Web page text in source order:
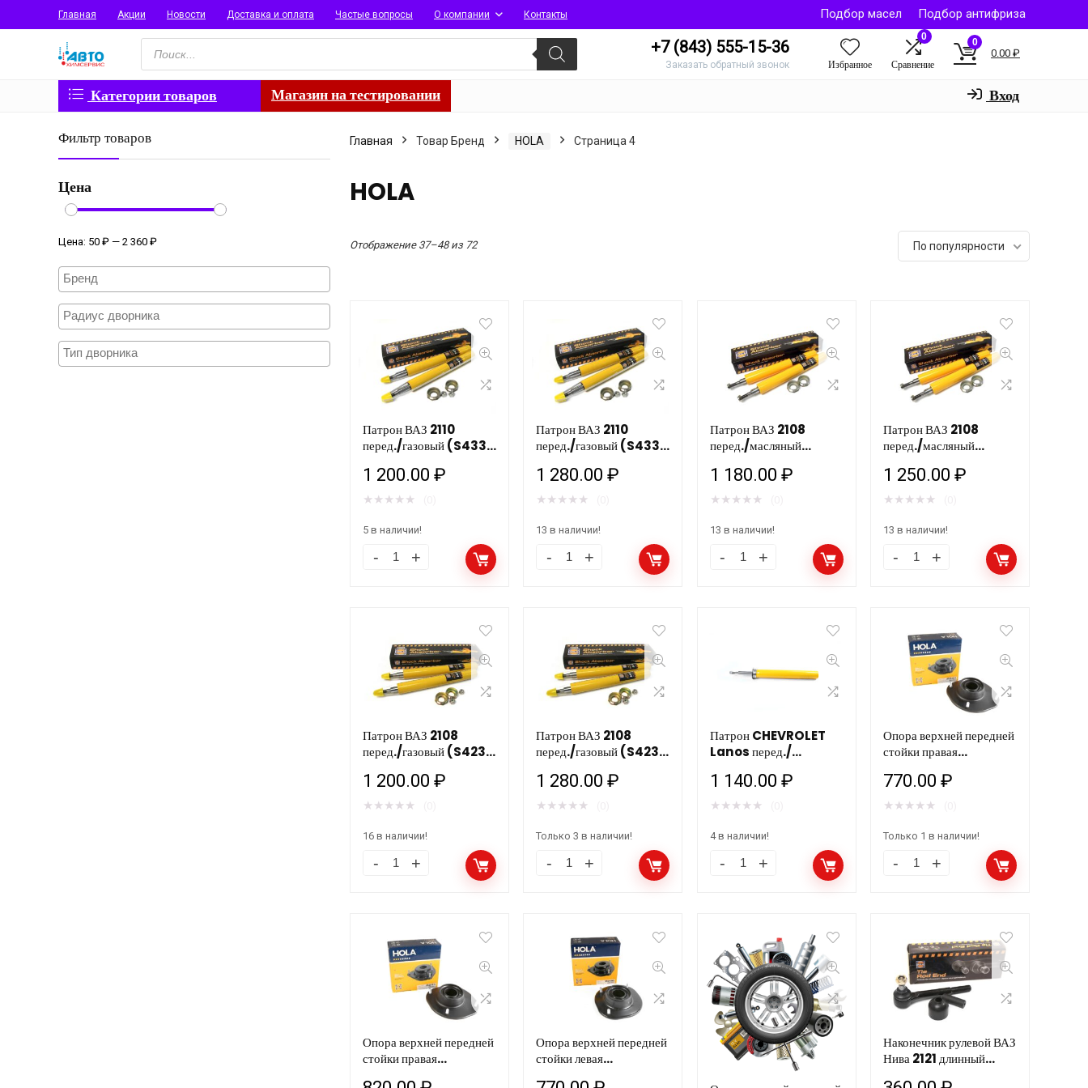
Главная Акции Новости Доставка и оплата Частые вопросы О компании Контакты Подбор масел
Подбор антифриза
Поиск
товаров
+7 (843) 555-15-36
Заказать обратный звонок Избранное
0
Сравнение
0
0.00 ₽
Категории товаров Магазин на тестировании Вход
Фильтр товаров
Цена
Цена: 50 ₽ — 2 360 ₽
Главная Товар Бренд HOLA Страница 4
HOLA
Отображение 37–48 из 72Сортировка:
По популярности
Патрон ВАЗ 2110
перед./газовый (S433)
1 200.00₽
★ ★ ★ ★ ★
Патрон
газовый
(S433)
HOLA
У
количество
5 в наличии!
Патрон ВАЗ 2110
перед./газовый (S433)
1 280.00₽
★ ★ ★ ★ ★
Патрон
газовый
(S433)
HOLA
количество
13 в наличии!
Патрон ВАЗ 2108
перед./масляный
1 180.00 ₽
★ ★ ★ ★ ★
Патрон
(S421)
У
количество
13 в наличии!
Патрон ВАЗ 2108
перед./масляный
1 250.00 ₽
★ ★ ★ ★ ★
Патрон
масляный
(S421)
HOLA
количество
13 в наличии!
Патрон ВАЗ 2108
перед./газовый (S423)
1 200.00₽
★ ★ ★ ★ ★
Патрон
газовый
(S423)
HOLA
У
количество
16 в наличии!
Патрон ВАЗ 2108
перед./газовый (S423)
1 280.00₽
★ ★ ★ ★ ★
Патрон
газовый
(S423)
количество
Только 3 в наличии!
Патрон CHEVROLET
Lanos перед./
1 140.00 ₽
★ ★ ★ ★ ★
Патрон
масл(S511)
HOLA
/2шт
количество
4 в наличии!
Опора верхней передней
стойки правая
DAEWOO Lanos 1.4i,
1.5i, 1.6i HOLA R245
770.00 ₽
★ ★ ★ ★ ★
Опора
правая
CHEVROLET
DAEWOO
Lanos
1.4i,
Только 1 в наличии!
Опора верхней передней
стойки правая
Опора верхней передней
стойки левая
Наконечник рулевой ВАЗ
Нива 2121 длинный